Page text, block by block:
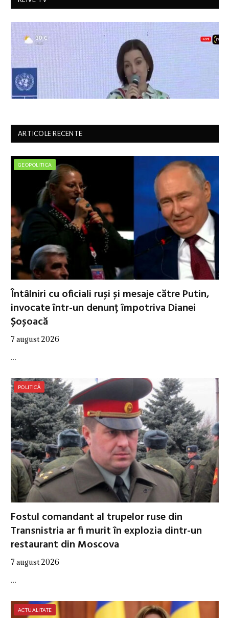
ARTICOLE RECENTE
GEOPOLITICA
Întâlniri cu oficiali ruși și mesaje către Putin,
invocate într-un denunț împotriva Dianei
Șoșoacă
7 august 2026
…
POLITICĂ
Fostul comandant al trupelor ruse din
Transnistria ar fi murit în explozia dintr-un
restaurant din Moscova
7 august 2026
…
ACTUALITATE